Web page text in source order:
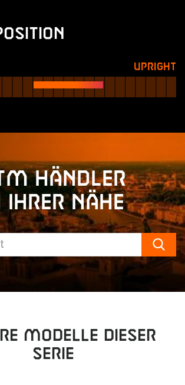
Upright
Händler
Ihrer Nähe
Modelle dieser
Serie